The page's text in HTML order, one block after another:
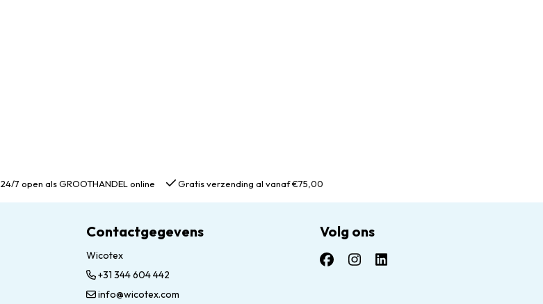
24/7 open als GROOTHANDEL online Gratis verzending al vanaf €75,00
Contactgegevens
Wicotex
+31 344 604 442
info@wicotex.com
Volg ons